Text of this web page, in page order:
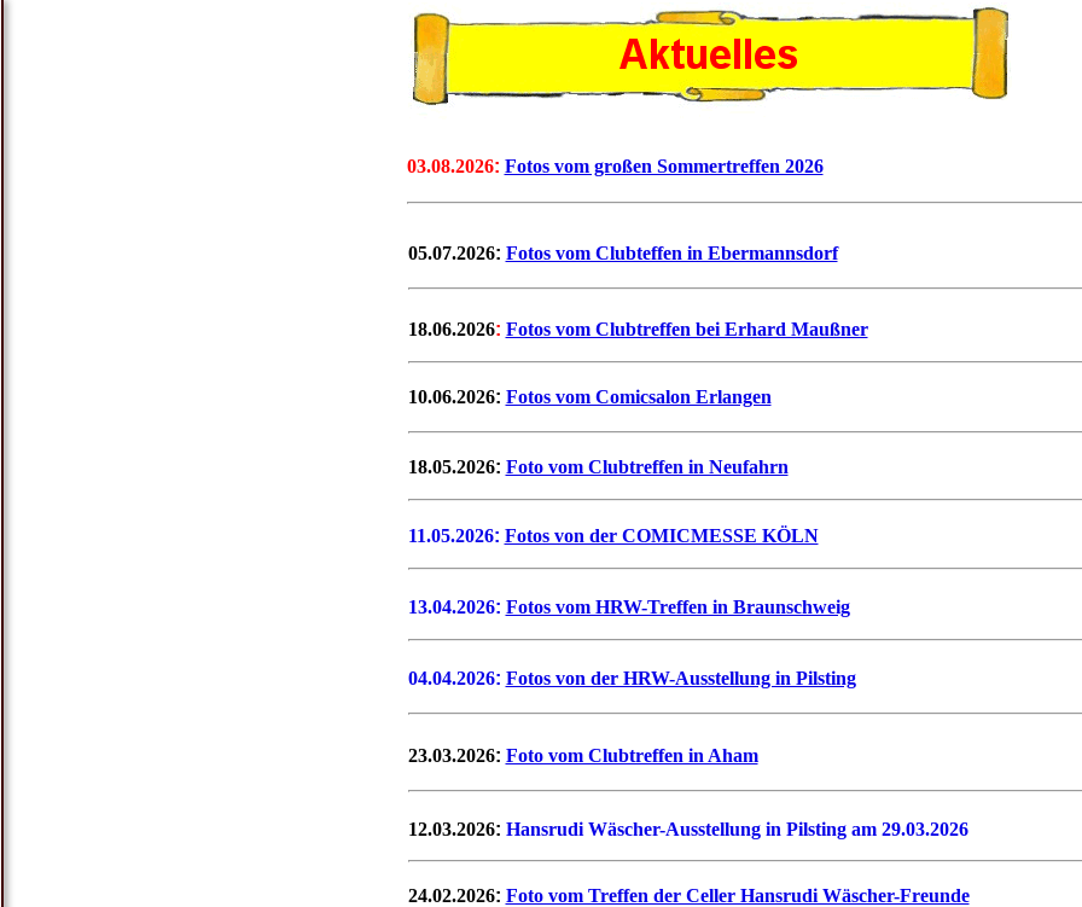
03.08.2026: Fotos vom großen Sommertreffen 2026
05.07.2026: Fotos vom Clubteffen in Ebermannsdorf
18.06.2026: Fotos vom Clubtreffen bei Erhard Maußner
10.06.2026: Fotos vom Comicsalon Erlangen
18.05.2026: Foto vom Clubtreffen in Neufahrn
11.05.2026: Fotos von der COMICMESSE KÖLN
13.04.2026: Fotos vom HRW-Treffen in Braunschweig
04.04.2026: Fotos von der HRW-Ausstellung in Pilsting
23.03.2026: Foto vom Clubtreffen in Aham
12.03.2026: Hansrudi Wäscher-Ausstellung in Pilsting am 29.03.2026
24.02.2026: Foto vom Treffen der Celler Hansrudi Wäscher-Freunde